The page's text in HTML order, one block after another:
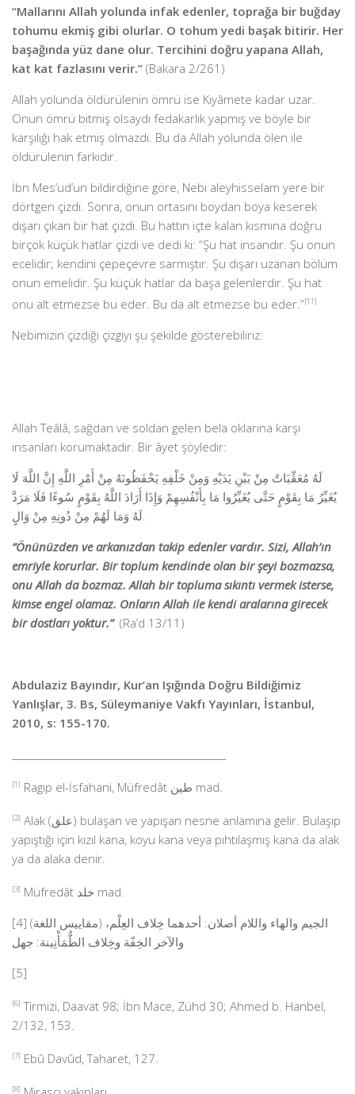
“Mallarını Allah yolunda infak edenler, toprağa bir buğday
tohumu ekmiş gibi olurlar. O tohum yedi başak bitirir. Her
başağında yüz dane olur. Tercihini doğru yapana Allah,
kat kat fazlasını verir.” (Bakara 2/261)
Allah yolunda öldürülenin ömrü ise Kıyâmete kadar uzar.
Onun ömrü bitmiş olsaydı fedakarlık yapmış ve böyle bir
karşılığı hak etmiş olmazdı. Bu da Allah yolunda ölen ile
öldürülenin farkıdır.
İbn Mes’ud’un bildirdiğine göre, Nebi aleyhisselam yere bir
dörtgen çizdi. Sonra, onun ortasını boydan boya keserek
dışarı çıkan bir hat çizdi. Bu hattın içte kalan kısmına doğru
birçok küçük hatlar çizdi ve dedi ki: “Şu hat insandır. Şu onun
ecelidir; kendini çepeçevre sarmıştır. Şu dışarı uzanan bölüm
onun emelidir. Şu küçük hatlar da başa gelenlerdir. Şu hat
onu alt etmezse bu eder. Bu da alt etmezse bu eder.”[11]
Nebimizin çizdiği çizgiyi şu şekilde gösterebiliriz:
Allah Teâlâ, sağdan ve soldan gelen bela oklarına karşı
insanları korumaktadır. Bir âyet şöyledir:
لَهُ مُعَقِّبَاتٌ مِنْ بَيْنِ يَدَيْهِ وَمِنْ خَلْفِهِ يَحْفَظُونَهُ مِنْ أَمْرِ اللَّهِ إِنَّ اللَّهَ لَا
يُغَيِّرُ مَا بِقَوْمٍ حَتَّى يُغَيِّرُوا مَا بِأَنْفُسِهِمْ وَإِذَا أَرَادَ اللَّهُ بِقَوْمٍ سُوءًا فَلَا مَرَدَّ
لَهُ وَمَا لَهُمْ مِنْ دُونِهِ مِنْ وَالٍ.
“Önünüzden ve arkanızdan takip edenler vardır. Sizi, Allah’ın
emriyle korurlar. Bir toplum kendinde olan bir şeyi bozmazsa,
onu Allah da bozmaz. Allah bir topluma sıkıntı vermek isterse,
kimse engel olamaz. Onların Allah ile kendi aralarına girecek
bir dostları yoktur.” (Ra’d 13/11)
Abdulaziz Bayındır, Kur’an Işığında Doğru Bildiğimiz
Yanlışlar, 3. Bs, Süleymaniye Vakfı Yayınları, İstanbul,
2010, s: 155-170.
[1] Ragıp el-İsfahani, Müfredât طين mad.
[2] Alak (علق) bulaşan ve yapışan nesne anlamına gelir. Bulaşıp
yapıştığı için kızıl kana, koyu kana veya pıhtılaşmış kana da alak
ya da alaka denir.
[3]
Müfredât خلد mad.
[4] (مقاييس اللغة) الجيم والهاء واللام أصلان: أحدهما خِلاف العِلْم،
والآخر الخِفّة وخِلاف الطُّمَأْنِينة: جهل
[5]
[6] Tirmizi, Daavat 98; İbn Mace, Zühd 30; Ahmed b. Hanbel,
2/132, 153.
[7] Ebû Davûd, Taharet, 127.
[8]